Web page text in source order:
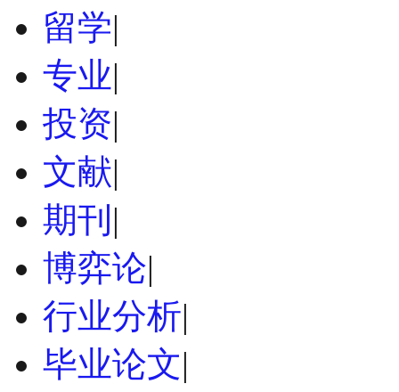
留学|
专业|
投资|
文献|
期刊 |
博弈论|
行业分析|
毕业论文|